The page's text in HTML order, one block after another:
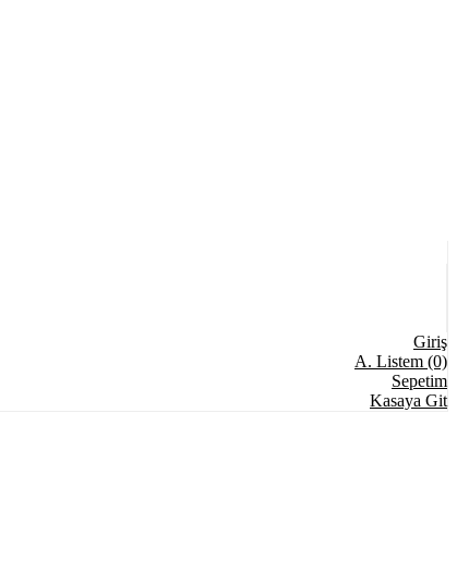
Giriş
A. Listem (0)
Sepetim
Kasaya Git